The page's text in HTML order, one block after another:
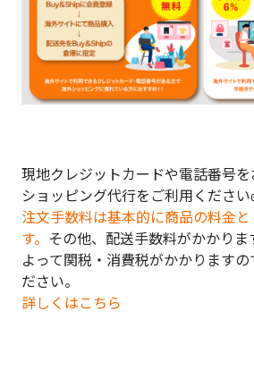
現地クレジットカードや電話番号を
ショッピング代行をご利用ください
注文手数料は基本的に商品の料金と
す。 その他、配送手数料がかかり
よって関税・消費税がかかりますの
ださい。
詳しくはこちら